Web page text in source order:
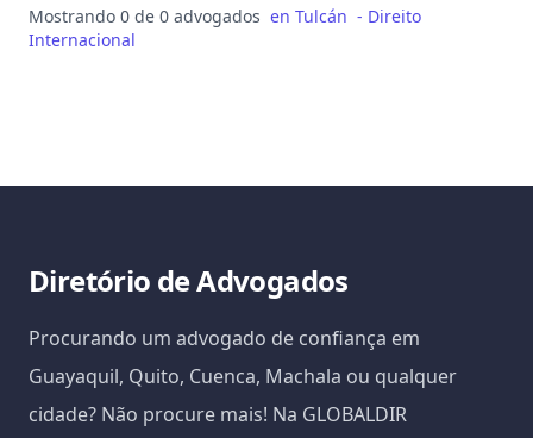
Mostrando 0 de 0 advogados en Tulcán - Direito
Internacional
Diretório de Advogados
Procurando um advogado de confiança em
Guayaquil, Quito, Cuenca, Machala ou qualquer
cidade? Não procure mais! Na GLOBALDIR